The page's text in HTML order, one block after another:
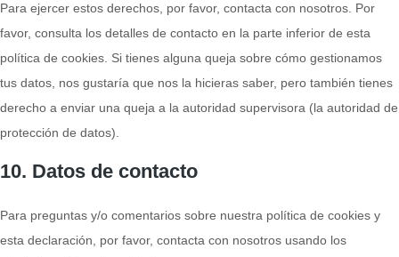
Para ejercer estos derechos, por favor, contacta con nosotros. Por
favor, consulta los detalles de contacto en la parte inferior de esta
política de cookies. Si tienes alguna queja sobre cómo gestionamos
tus datos, nos gustaría que nos la hicieras saber, pero también tienes
derecho a enviar una queja a la autoridad supervisora (la autoridad de
protección de datos).
10. Datos de contacto
Para preguntas y/o comentarios sobre nuestra política de cookies y
esta declaración, por favor, contacta con nosotros usando los